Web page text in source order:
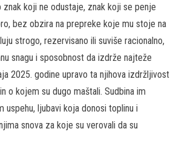
koji ne odustaje, znak koji se penje
bez obzira na prepreke koje mu stoje na
strogo, rezervisano ili suviše racionalno,
snagu i sposobnost da izdrže najteže
2025. godine upravo ta njihova izdržljivost
o kojem su dugo maštali. Sudbina im
uspehu, ljubavi koja donosi toplinu i
snova za koje su verovali da su